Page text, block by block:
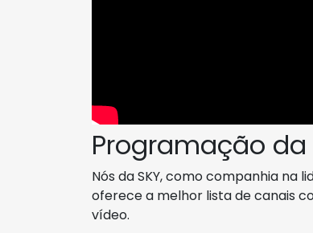
Programação da
Nós da SKY, como companhia na
oferece a melhor lista de canais
vídeo.